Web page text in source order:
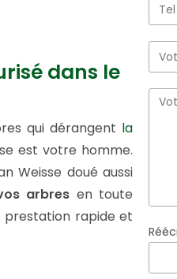
dans le
qui dérangent la
est votre homme.
Weisse doué aussi
arbres en toute
prestation rapide et